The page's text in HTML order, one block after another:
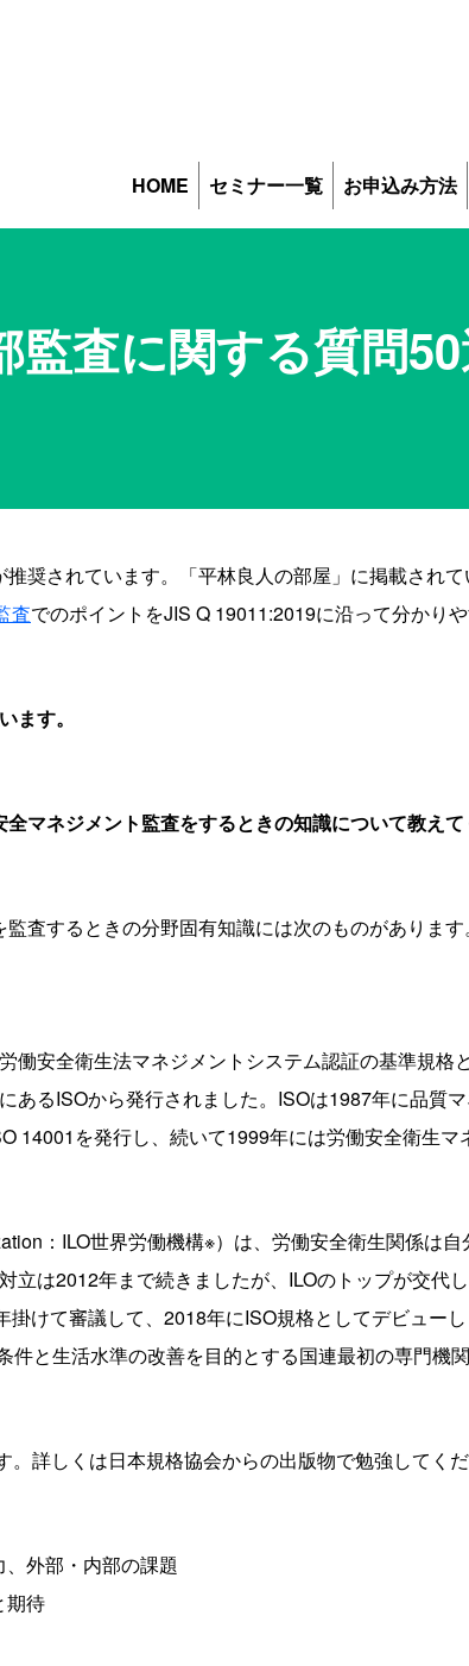
HOME セミナー一覧 お申込み方法
査に関する質問50
奨されています。「平林良人の部屋」に掲載され
査でのポイントをJIS Q 19011:2019に沿って分かりや
ます。
マネジメント監査をするときの知識について教えて
査するときの分野固有知識には次のものがあります。
働安全衛生法マネジメントシステム認証の基準規格
るISOから発行されました。ISOは1987年に品質マ
14001を発行し、続いて1999年には労働安全衛生
：ILO世界労働機構※）は、労働安全衛生関係は
立は2012年まで続きましたが、ILOのトップが交代
けて審議して、2018年にISO規格としてデビューし
と生活水準の改善を目的とする国連最初の専門機
詳しくは日本規格協会からの出版物で勉強してくだ
外部・内部の課題
期待